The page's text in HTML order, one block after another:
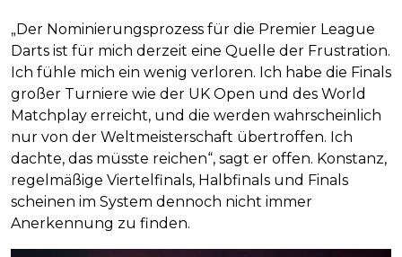
„Der Nominierungsprozess für die Premier League
Darts ist für mich derzeit eine Quelle der Frustration.
Ich fühle mich ein wenig verloren. Ich habe die Finals
großer Turniere wie der UK Open und des World
Matchplay erreicht, und die werden wahrscheinlich
nur von der Weltmeisterschaft übertroffen. Ich
dachte, das müsste reichen“, sagt er offen. Konstanz,
regelmäßige Viertelfinals, Halbfinals und Finals
scheinen im System dennoch nicht immer
Anerkennung zu finden.